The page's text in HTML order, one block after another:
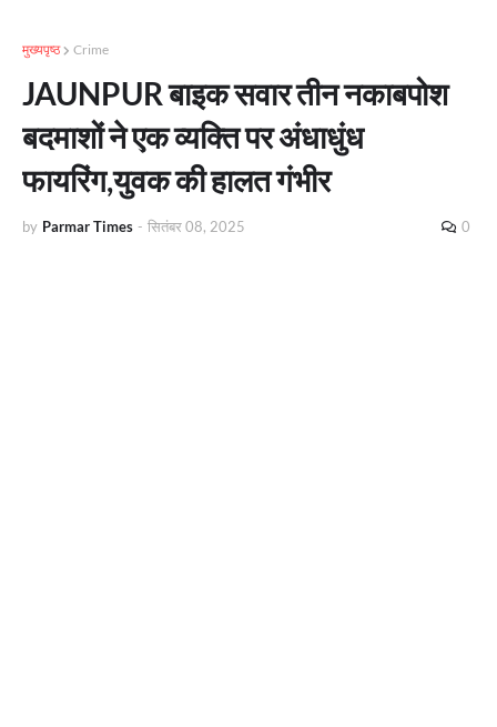
मुख्यपृष्ठ Crime
JAUNPUR बाइक सवार तीन नकाबपोश
बदमाशों ने एक व्यक्ति पर अंधाधुंध
फायरिंग,युवक की हालत गंभीर
by Parmar Times - सितंबर 08, 2025 0